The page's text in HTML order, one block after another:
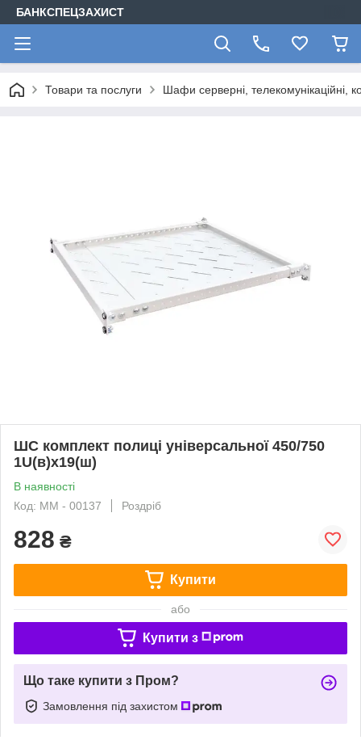
БАНКСПЕЦЗАХИСТ
Товари та послуги Шафи серверні, телекомунікаційні,
ШС комплект полиці універсальної 450/750
1U(в)х19(ш)
В наявності
Код: ММ - 00137
Роздріб
828 ₴
Купити
або
Купити з
Що таке купити з Пром?
Замовлення під захистом